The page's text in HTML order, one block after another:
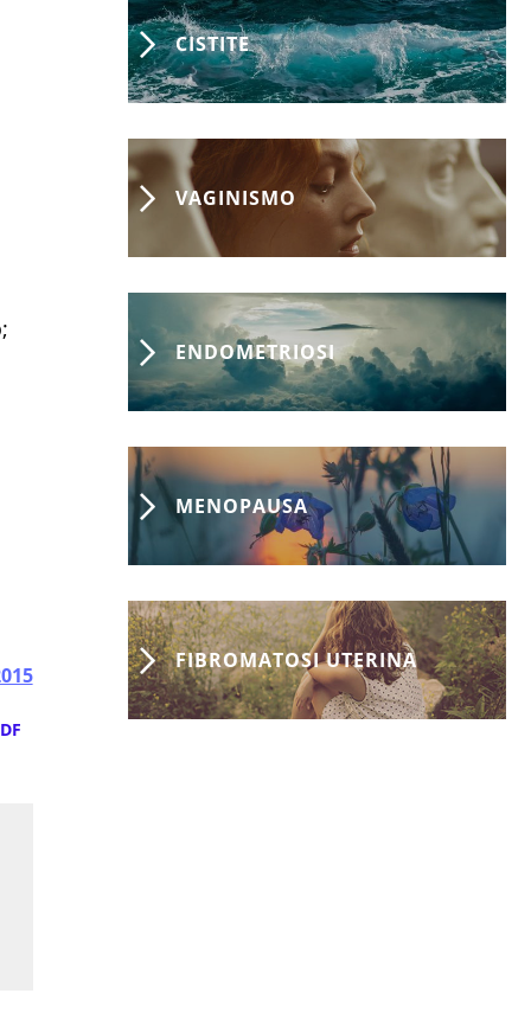
CISTITE
VAGINISMO
ENDOMETRIOSI
MENOPAUSA
FIBROMATOSI UTERINA